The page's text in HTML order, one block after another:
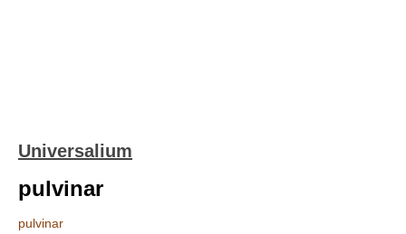
Universalium
pulvinar
pulvinar